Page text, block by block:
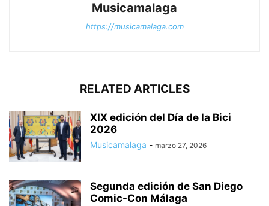
Musicamalaga
https://musicamalaga.com
RELATED ARTICLES
XIX edición del Día de la Bici
2026
Musicamalaga - marzo 27, 2026
Segunda edición de San Diego
Comic-Con Málaga